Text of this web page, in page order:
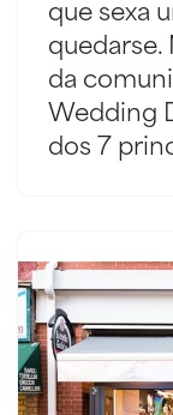
que sexa
quedarse.
da
Wedding
dos 7